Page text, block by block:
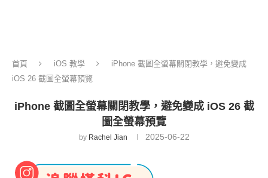
首頁 iOS 教學
iPhone 截圖全螢幕關閉教學，避免變成
iOS 26 截圖全螢幕預覽
iPhone 截圖全螢幕關閉教學，避免變成 iOS 26 截
圖全螢幕預覽
by Rachel Jian 2025-06-22